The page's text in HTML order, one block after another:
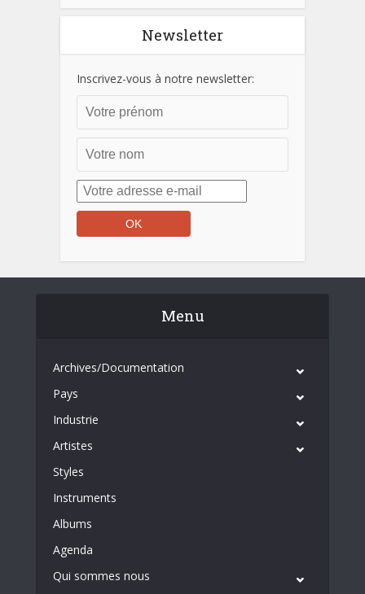
Newsletter
Inscrivez-vous à notre newsletter:
Menu
Archives/Documentation
Pays
Industrie
Artistes
Styles
Instruments
Albums
Agenda
Qui sommes nous